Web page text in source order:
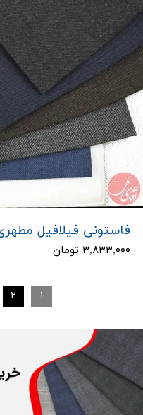
فاستونی فیلافیل مطهری
۳,۸۳۳,۰۰۰ تومان
۱ ۲